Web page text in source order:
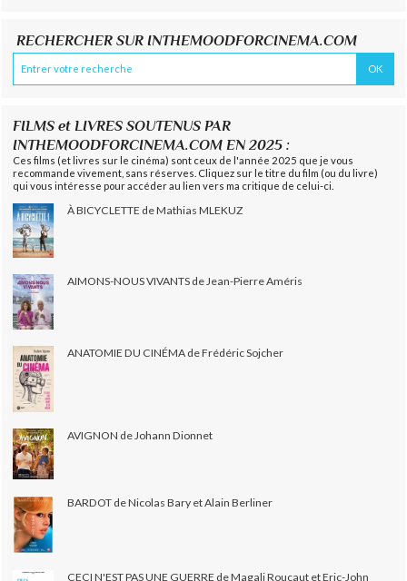
RECHERCHER SUR INTHEMOODFORCINEMA.COM
FILMS et LIVRES SOUTENUS PAR
INTHEMOODFORCINEMA.COM EN 2025 :
Ces films (et livres sur le cinéma) sont ceux de l'année 2025 que je vous
recommande vivement, sans réserves. Cliquez sur le titre du film (ou du livre)
qui vous intéresse pour accéder au lien vers ma critique de celui-ci.
À BICYCLETTE de Mathias MLEKUZ
AIMONS-NOUS VIVANTS de Jean-Pierre Améris
ANATOMIE DU CINÉMA de Frédéric Sojcher
AVIGNON de Johann Dionnet
BARDOT de Nicolas Bary et Alain Berliner
CECI N'EST PAS UNE GUERRE de Magali Roucaut et Eric-John